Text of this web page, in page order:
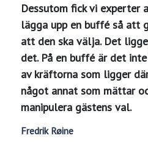
Dessutom fick vi experter
lägga upp en buffé så att
att den ska välja. Det
det. På en buffé är det
av kräftorna som ligger
något annat som mättar
manipulera gästens val.
Fredrik Røine